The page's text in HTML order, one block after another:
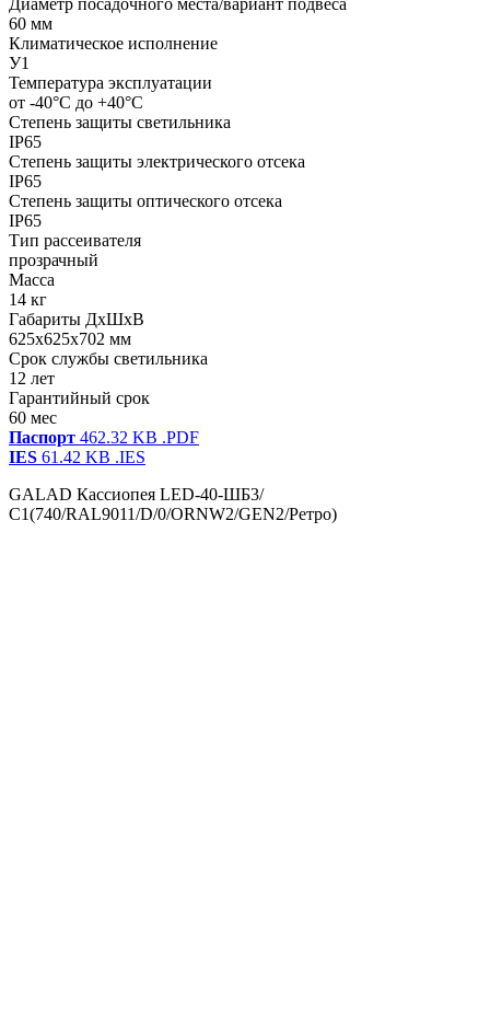
60 мм
Климатическое исполнение
У1
Температура эксплуатации
от -40°С до +40°С
Степень защиты светильника
IP65
Степень защиты электрического отсека
IP65
Степень защиты оптического отсека
IP65
Тип рассеивателя
прозрачный
Масса
14 кг
Габариты ДхШхВ
625x625x702 мм
Срок службы светильника
12 лет
Гарантийный срок
60 мес
Паспорт 462.32 KB .PDF
IES 61.42 KB .IES
GALAD Кассиопея LED-40-ШБ3/
С1(740/RAL9011/D/0/ORNW2/GEN2/Ретро)